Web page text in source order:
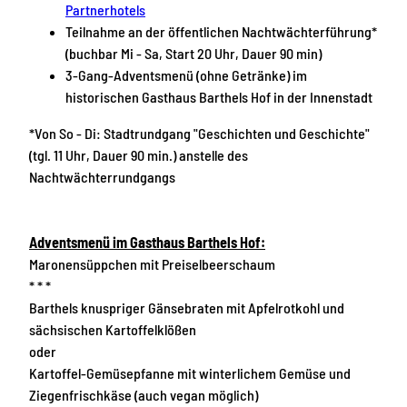
Partnerhotels
Teilnahme an der öffentlichen Nachtwächterführung*
(buchbar Mi - Sa, Start 20 Uhr, Dauer 90 min)
3-Gang-Adventsmenü (ohne Getränke) im
historischen Gasthaus Barthels Hof in der Innenstadt
*Von So - Di: Stadtrundgang "Geschichten und Geschichte"
(tgl. 11 Uhr, Dauer 90 min.) anstelle des
Nachtwächterrundgangs
Adventsmenü im Gasthaus Barthels Hof:
Maronensüppchen mit Preiselbeerschaum
* * *
Barthels knuspriger Gänsebraten mit Apfelrotkohl und
sächsischen Kartoffelklößen
oder
Kartoffel-Gemüsepfanne mit winterlichem Gemüse und
Ziegenfrischkäse (auch vegan möglich)